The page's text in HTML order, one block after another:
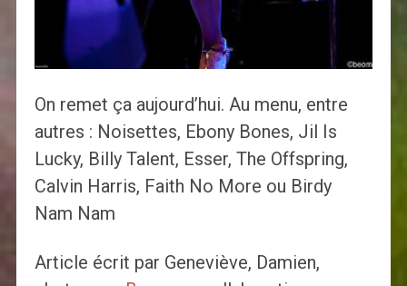
On remet ça aujourd’hui. Au menu, entre
autres : Noisettes, Ebony Bones, Jil Is
Lucky, Billy Talent, Esser, The Offspring,
Calvin Harris, Faith No More ou Birdy
Nam Nam
Article écrit par Geneviève, Damien,